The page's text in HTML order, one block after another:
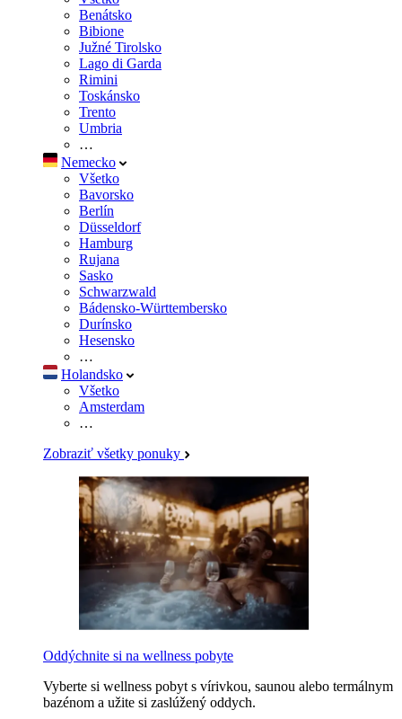
Benátsko
Bibione
Južné Tirolsko
Lago di Garda
Rimini
Toskánsko
Trento
Umbria
…
Nemecko
Všetko
Bavorsko
Berlín
Düsseldorf
Hamburg
Rujana
Sasko
Schwarzwald
Bádensko-Württembersko
Durínsko
Hesensko
…
Holandsko
Všetko
Amsterdam
…
Zobraziť všetky ponuky
Oddýchnite si na wellness pobyte
Vyberte si wellness pobyt s vírivkou, saunou alebo termálnym
bazénom a užite si zaslúžený oddych.